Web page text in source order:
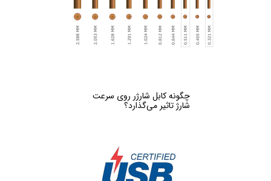
چگونه کابل شارژر روی سرعت
شارژ تاثیر می‌گذارد؟